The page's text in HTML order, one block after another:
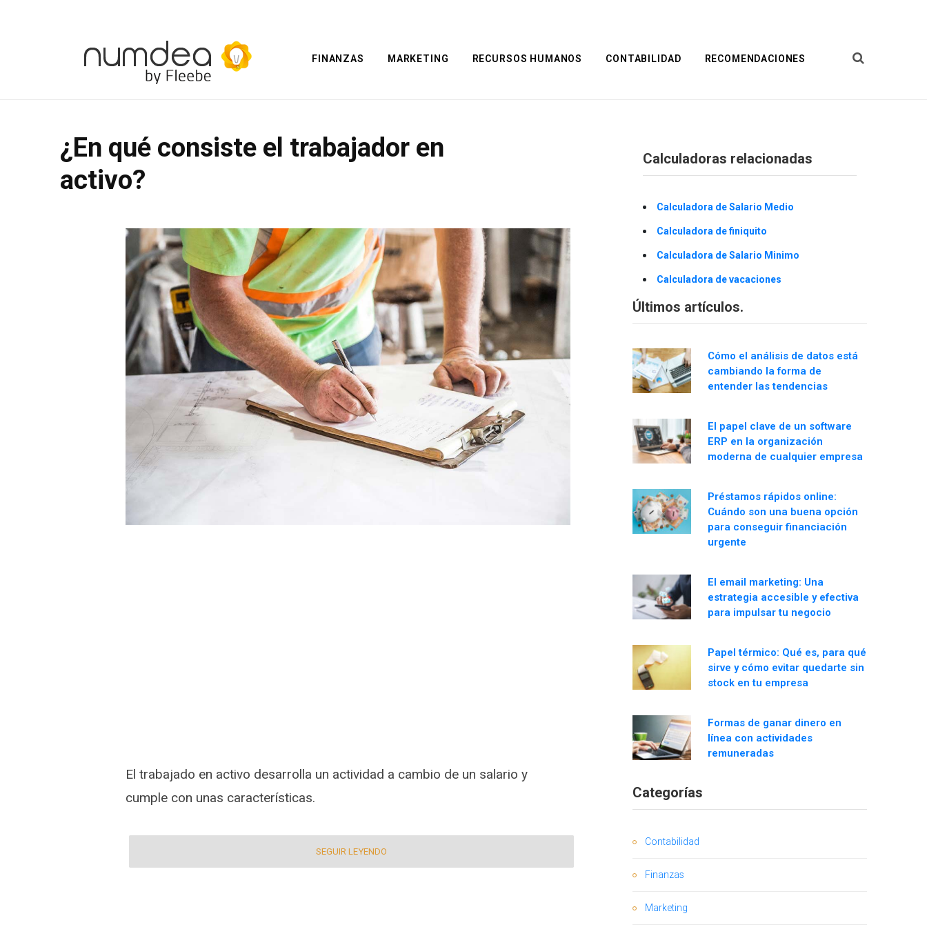
FINANZAS MARKETING RECURSOS HUMANOS CONTABILIDAD RECOMENDACIONES
¿En qué consiste el trabajador en
activo?
El trabajado en activo desarrolla un actividad a cambio de un salario y
cumple con unas características.
SEGUIR LEYENDO
Calculadoras relacionadas
Calculadora de Salario Medio
Calculadora de finiquito
Calculadora de Salario Minimo
Calculadora de vacaciones
Últimos artículos.
Cómo el análisis de datos está
cambiando la forma de
entender las tendencias
El papel clave de un software
ERP en la organización
moderna de cualquier empresa
Préstamos rápidos online:
Cuándo son una buena opción
para conseguir financiación
urgente
El email marketing: Una
estrategia accesible y efectiva
para impulsar tu negocio
Papel térmico: Qué es, para qué
sirve y cómo evitar quedarte sin
stock en tu empresa
Formas de ganar dinero en
línea con actividades
remuneradas
Categorías
Contabilidad
Finanzas
Marketing